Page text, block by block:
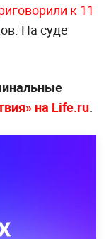
к 11
На суде
на Life.ru.